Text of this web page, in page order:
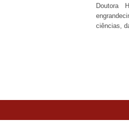
Doutora
ciências,